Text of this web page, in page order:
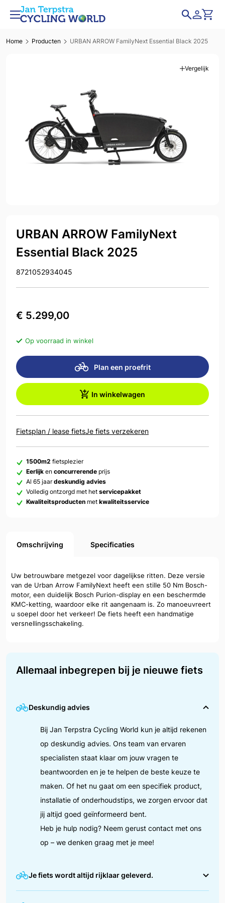
Home Producten URBAN ARROW FamilyNext Essential Black 2025
Vergelijk
URBAN ARROW FamilyNext
Essential Black 2025
8721052934045
€ 5.299,00
Op voorraad in winkel
Plan een proefrit
In winkelwagen
Fietsplan / lease fietsJe fiets verzekeren
1500m2 fietsplezier
Eerlijk en concurrerende prijs
Al 65 jaardeskundig advies
Volledig ontzorgd met het servicepakket
Kwaliteitsproducten met kwaliteitsservice
Omschrijving Specificaties
Uw betrouwbare metgezel voor dagelijkse ritten. Deze versie
van de Urban Arrow FamilyNext heeft een stille 50 Nm Bosch-
motor, een duidelijk Bosch Purion-display en een beschermde
KMC-ketting, waardoor elke rit aangenaam is. Zo manoeuvreert
u soepel door het verkeer! De fiets heeft een handmatige
versnellingsschakeling.
Allemaal inbegrepen bij je nieuwe fiets
Deskundig advies
Bij Jan Terpstra Cycling World kun je altijd rekenen
op deskundig advies. Ons team van ervaren
specialisten staat klaar om jouw vragen te
beantwoorden en je te helpen de beste keuze te
maken. Of het nu gaat om een specifiek product,
installatie of onderhoudstips, we zorgen ervoor dat
jij altijd goed geïnformeerd bent.
Heb je hulp nodig? Neem gerust contact met ons
op – we denken graag met je mee!
Je fiets wordt altijd rijklaar geleverd.